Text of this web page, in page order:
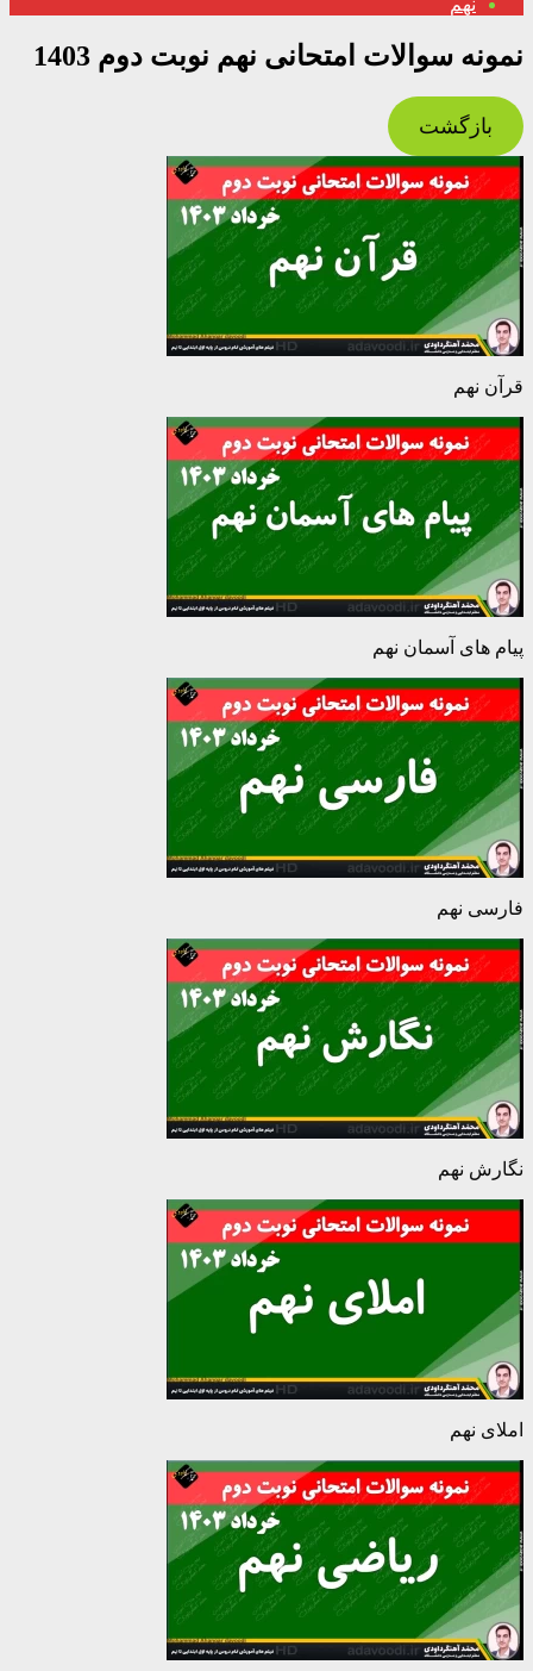
نهم
نمونه سوالات امتحانی نهم نوبت دوم 1403
بازگشت
قرآن نهم
پیام های آسمان نهم
فارسی نهم
نگارش نهم
املای نهم